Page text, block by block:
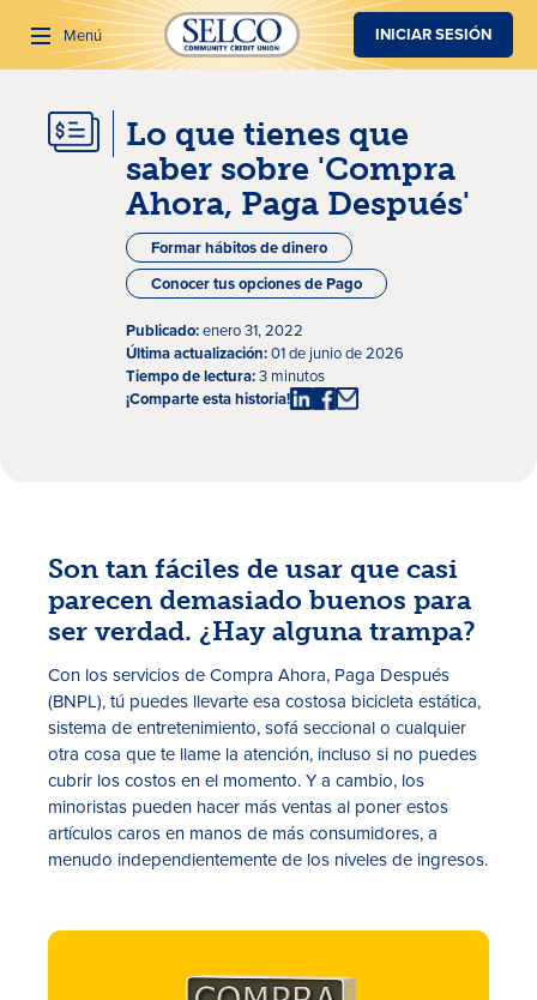
SALTAR AL CONTENIDO PRINCIPAL
Menú
Tasas
Sucursales
Hazte miembro
Registrarse en la banca digital
INICIAR SESIÓN
Lo que tienes que
saber sobre 'Compra
Ahora, Paga Después'
Formar hábitos de dinero
Conocer tus opciones de Pago
Publicado:enero 31, 2022
Última actualización:01 de junio de 2026
Tiempo de lectura:3 minutos
¡Comparte esta historia!
Son tan fáciles de usar que casi
parecen demasiado buenos para
ser verdad. ¿Hay alguna trampa?
Con los servicios de Compra Ahora, Paga Después
(BNPL), tú puedes llevarte esa costosa bicicleta estática,
sistema de entretenimiento, sofá seccional o cualquier
otra cosa que te llame la atención, incluso si no puedes
cubrir los costos en el momento. Y a cambio, los
minoristas pueden hacer más ventas al poner estos
artículos caros en manos de más consumidores, a
menudo independientemente de los niveles de ingresos.